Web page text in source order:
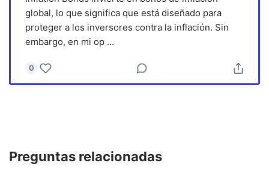
global, lo que significa que está diseñado para
proteger a los inversores contra la inflación. Sin
embargo, en mi op...
0
Preguntas relacionadas